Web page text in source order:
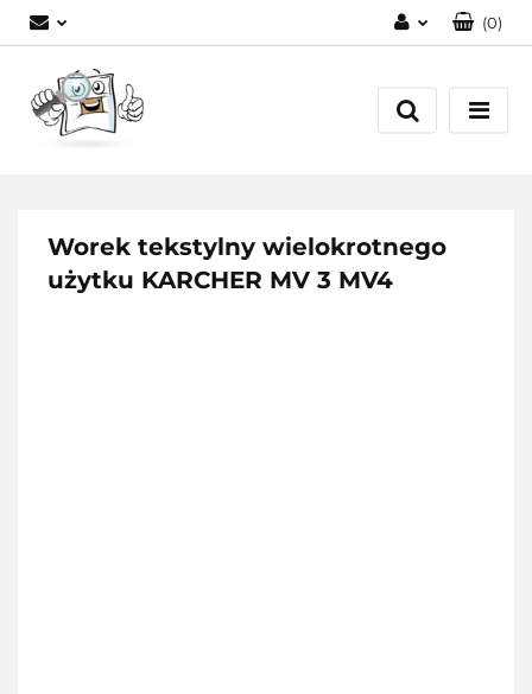
Zarejestruj się
(0)
Worek tekstylny wielokrotnego
użytku KARCHER MV 3 MV4